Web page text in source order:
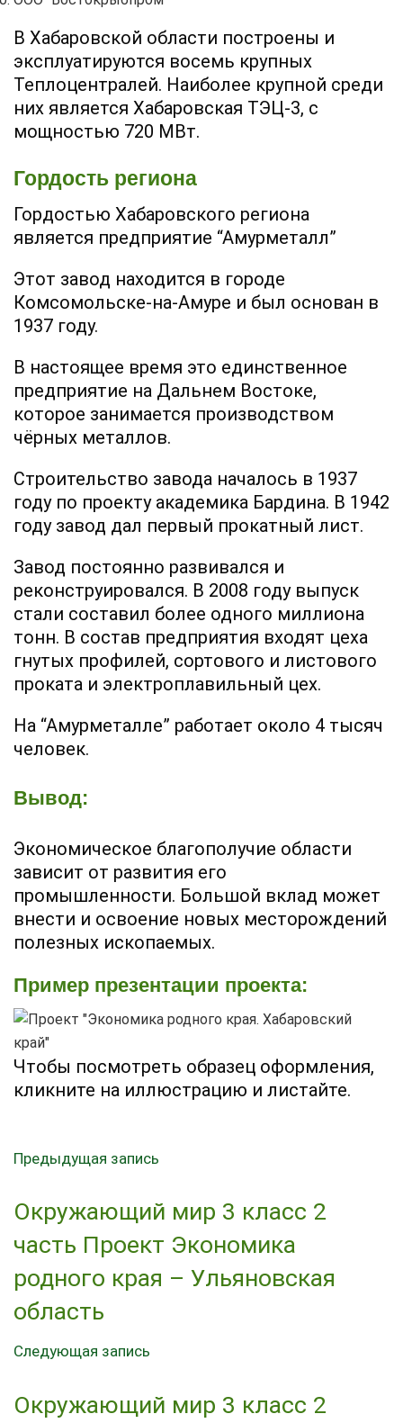
В Хабаровской области построены и
эксплуатируются восемь крупных
Теплоцентралей. Наиболее крупной среди
них является Хабаровская ТЭЦ-3, с
мощностью 720 МВт.
Гордость региона
Гордостью Хабаровского региона
является предприятие “Амурметалл”
Этот завод находится в городе
Комсомольске-на-Амуре и был основан в
1937 году.
В настоящее время это единственное
предприятие на Дальнем Востоке,
которое занимается производством
чёрных металлов.
Строительство завода началось в 1937
году по проекту академика Бардина. В 1942
году завод дал первый прокатный лист.
Завод постоянно развивался и
реконструировался. В 2008 году выпуск
стали составил более одного миллиона
тонн. В состав предприятия входят цеха
гнутых профилей, сортового и листового
проката и электроплавильный цех.
На “Амурметалле” работает около 4 тысяч
человек.
Вывод:
Экономическое благополучие области
зависит от развития его
промышленности. Большой вклад может
внести и освоение новых месторождений
полезных ископаемых.
Пример презентации проекта:
Чтобы посмотреть образец оформления,
кликните на иллюстрацию и листайте.
Предыдущая запись
Окружающий мир 3 класс 2
часть Проект Экономика
родного края – Ульяновская
область
Следующая запись
Окружающий мир 3 класс 2